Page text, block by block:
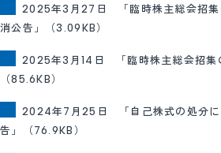
2025年3月27日 「臨時株主総会招集
消公告」（3.09KB）
2025年3月14日 「臨時株主総会招集
（85.6KB）
2024年7月25日 「自己株式の処分に
告」（76.9KB）